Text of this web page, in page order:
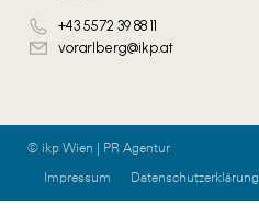
+43 5572 39 88 11
vorarlberg@ikp.at
© ikp Wien | PR Agentur
Impressum
Datenschutzerklärung